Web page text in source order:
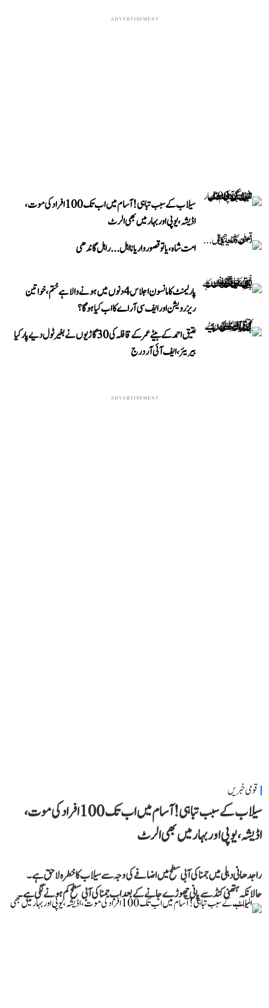
ADVERTISEMENT
سیلاب کے سبب تباہی! آسام میں اب تک 100 افراد کی موت،
اڈیشہ، یوپی اور بہار میں بھی الرٹ
امت شاہ، یا تو قصوروار یا نااہل... راہل گاندھی
پارلیمنٹ کا مانسون اجلاس 4 دنوں میں ہونے والا ہے ختم، خواتین
ریزرویشن اور ایف سی آر اے کا اب کیا ہوگا؟
عتیق احمد کے بیٹے عمر کے قافلہ کی 30 گاڑیوں نے بغیر ٹول دیے پار کیا
بیریئر، ایف آئی آر درج
ADVERTISEMENT
قومی خبریں
سیلاب کے سبب تباہی! آسام میں اب تک 100 افراد کی موت،
اڈیشہ، یوپی اور بہار میں بھی الرٹ
راجدھانی دہلی میں جمنا کی آبی سطح میں اضافے کی وجہ سے سیلاب کا خطرہ لاحق ہے۔
حالانکہ ہتھنی کنڈ سے پانی چھوڑے جانے کے بعد اب جمنا کی آبی سطح کم ہونے لگی ہے۔